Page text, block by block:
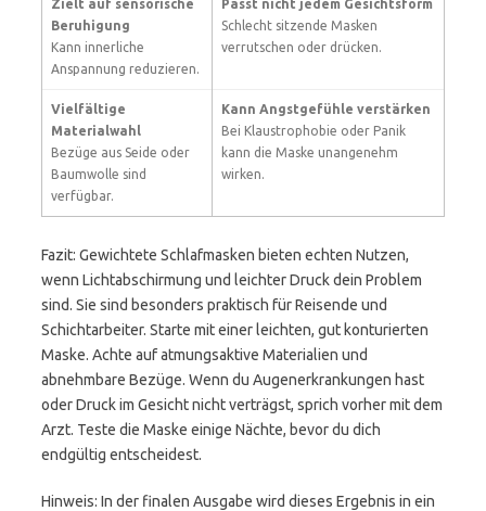
Zielt auf sensorische
Beruhigung
Kann innerliche
Anspannung reduzieren.
Passt nicht jedem Gesichtsform
Schlecht sitzende Masken
verrutschen oder drücken.
Vielfältige
Materialwahl
Bezüge aus Seide oder
Baumwolle sind
verfügbar.
Kann Angstgefühle verstärken
Bei Klaustrophobie oder Panik
kann die Maske unangenehm
wirken.
Fazit: Gewichtete Schlafmasken bieten echten Nutzen,
wenn Lichtabschirmung und leichter Druck dein Problem
sind. Sie sind besonders praktisch für Reisende und
Schichtarbeiter. Starte mit einer leichten, gut konturierten
Maske. Achte auf atmungsaktive Materialien und
abnehmbare Bezüge. Wenn du Augenerkrankungen hast
oder Druck im Gesicht nicht verträgst, sprich vorher mit dem
Arzt. Teste die Maske einige Nächte, bevor du dich
endgültig entscheidest.
Hinweis: In der finalen Ausgabe wird dieses Ergebnis in ein